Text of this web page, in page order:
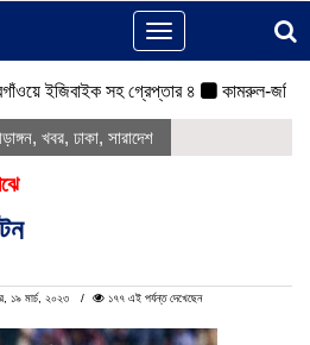
Toggle
navigation
ইজিবাইক সহ গ্রেপ্তার ৪ কামরুল-জসিম
, খবর, ঢাকা, সারাদেশ
১৯ মার্চ, ২০২৩ ১৭৭ এই পর্যন্ত দেখেছেন